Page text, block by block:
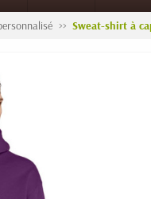
Sweat-shirt à